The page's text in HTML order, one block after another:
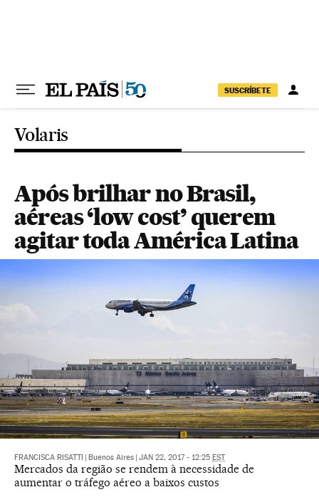
SUSCRÍBETE
Volaris
Após brilhar no Brasil,
aéreas ‘low cost’ querem
agitar toda América Latina
FRANCISCA RISATTI Buenos Aires JAN 22, 2017 - 12:25 EST
Mercados da região se rendem à necessidade de
aumentar o tráfego aéreo a baixos custos